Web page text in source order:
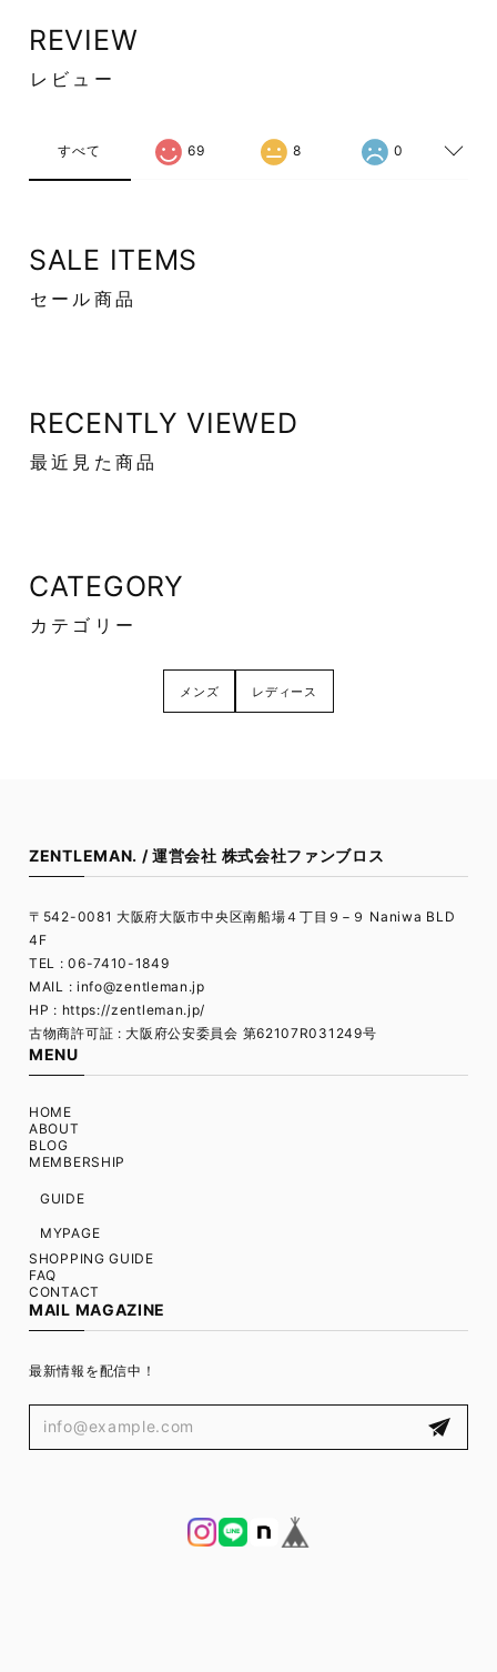
REVIEW
レビュー
すべて 69 8 0
SALE ITEMS
セール商品
RECENTLY VIEWED
最近見た商品
CATEGORY
カテゴリー
メンズ レディース
ZENTLEMAN. / 運営会社 株式会社ファンブロス
〒542-0081 大阪府大阪市中央区南船場４丁目９−９ Naniwa BLD
4F
TEL : 06-7410-1849
MAIL : info@zentleman.jp
HP : https://zentleman.jp/
古物商許可証 : 大阪府公安委員会 第62107R031249号
MENU
HOME
ABOUT
BLOG
MEMBERSHIP
GUIDE
MYPAGE
SHOPPING GUIDE
FAQ
CONTACT
MAIL MAGAZINE
最新情報を配信中！